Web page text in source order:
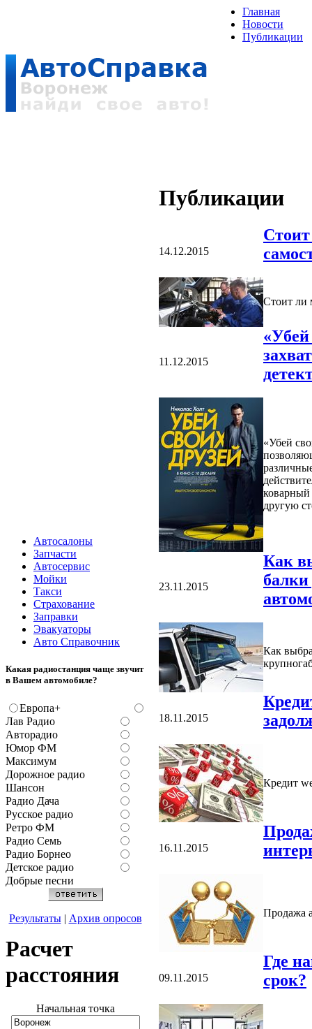
Главная
Новости
Публикации
Автосалоны
Запчасти
Автосервис
Мойки
Такси
Страхование
Заправки
Эвакуаторы
Авто Справочник
Какая радиостанция чаще звучит
в Вашем автомобиле?
Европа+
Лав Радио
Авторадио
Юмор ФМ
Максимум
Дорожное радио
Шансон
Радио Дача
Русское радио
Ретро ФМ
Радио Семь
Радио Борнео
Детское радио
Добрые песни
Результаты| Архив опросов
Расчет
расстояния
Начальная точка
Публикации
14.12.2015
Стоит ли
11.12.2015
«Убей
«Убей
коварный
другую
23.11.2015
Как
Как
18.11.2015
Кредит
16.11.2015
Продажа
09.11.2015
Где
срок?